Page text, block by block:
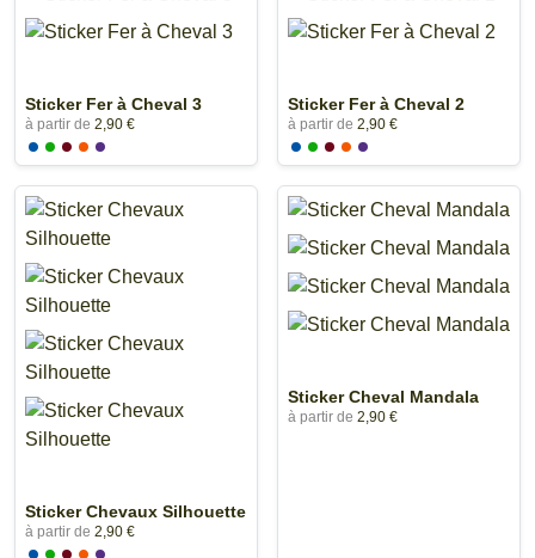
Sticker Fer à Cheval 3
à partir de 2,90 €
Sticker Fer à Cheval 2
à partir de 2,90 €
Sticker Chevaux Silhouette
à partir de 2,90 €
Sticker Cheval Mandala
à partir de 2,90 €